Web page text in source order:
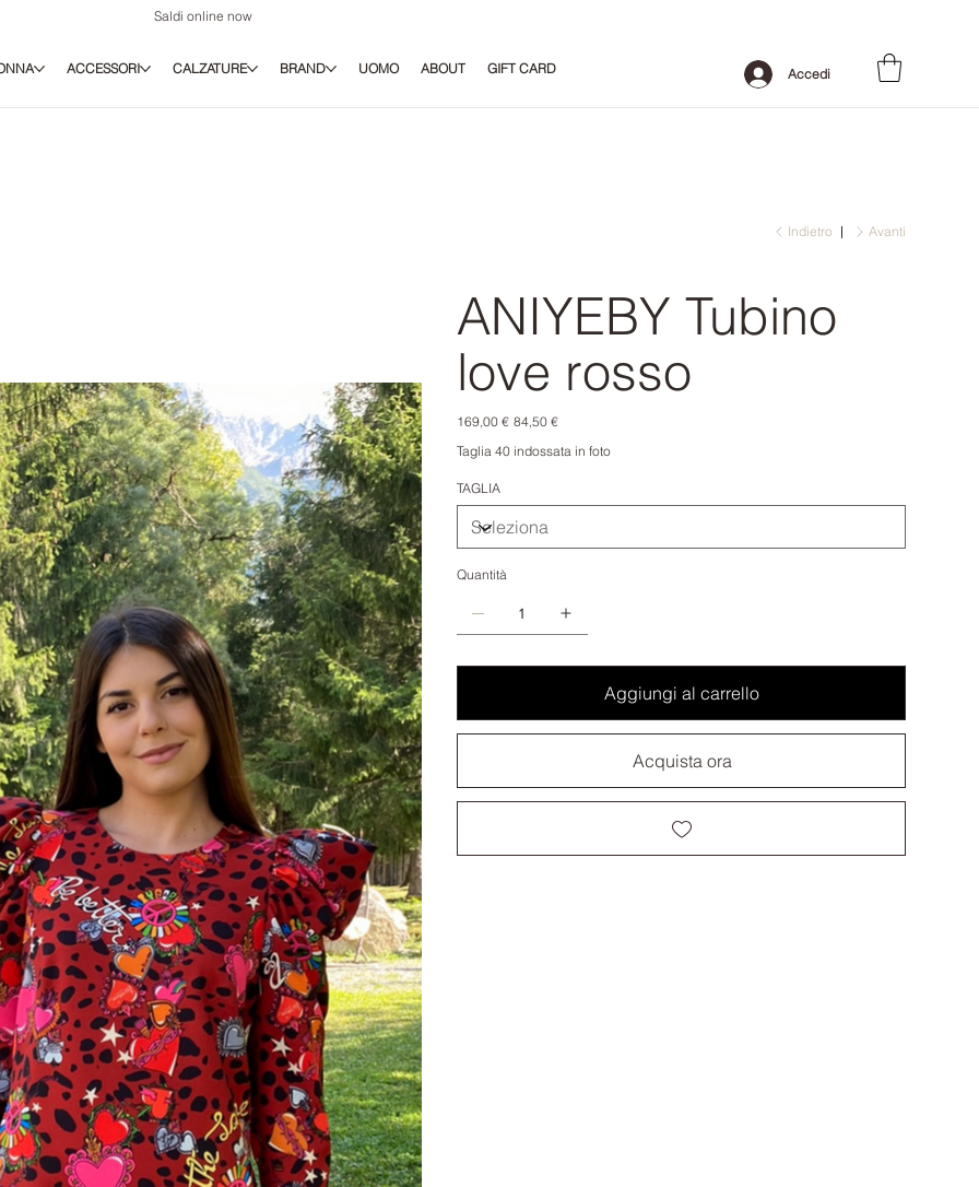
Saldi online now
Accedi
ACCESSORI CALZATURE BRAND UOMO ABOUT GIFT CARD
Indietro Avanti
ANIYEBY Tubino
love rosso
Prezzo
originale
169,00 € Prezzo
scontato
84,50 €
Taglia 40 indossata in foto
TAGLIA
Quantità
Aggiungi al carrello
Acquista ora